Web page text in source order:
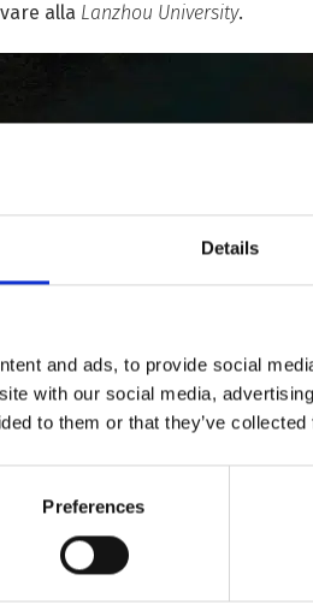
Details
and ads, to provide social
with our social media,
to them or that they’ve
Preferences
alla Lanzhou University.